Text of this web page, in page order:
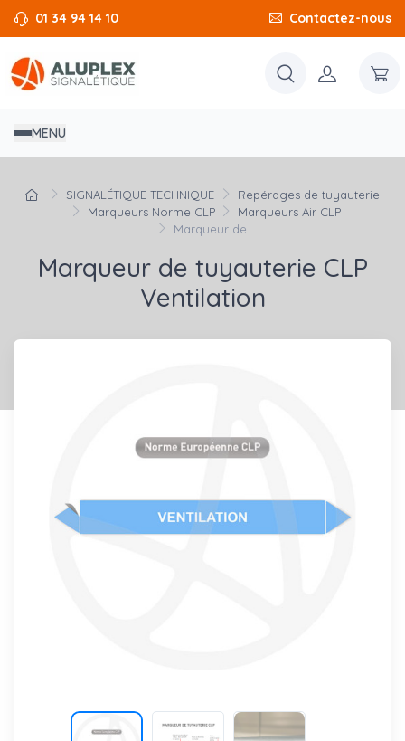
01 34 94 14 10 Contactez-nous
MENU
SIGNALÉTIQUE TECHNIQUE
Repérages de tuyauterie
Marqueurs Norme CLP
Marqueurs Air CLP
Marqueur de...
Marqueur de tuyauterie CLP
Ventilation